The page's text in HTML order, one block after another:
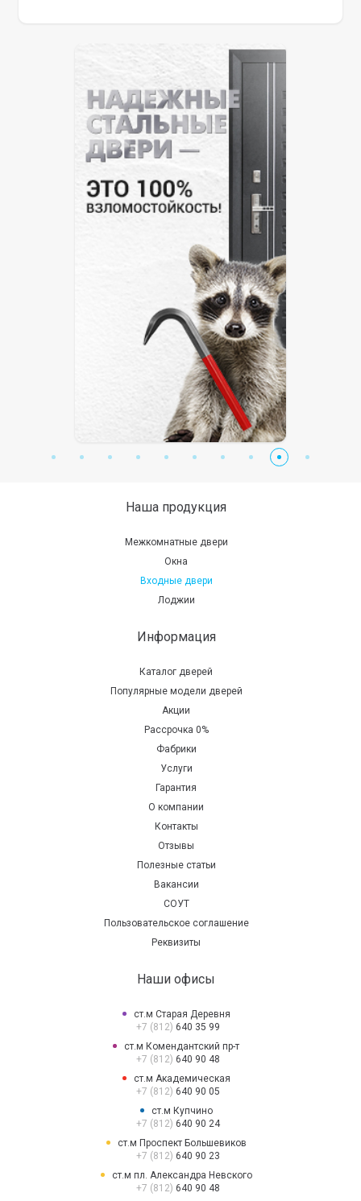
Наша продукция
Межкомнатные двери
Окна
Входные двери
Лоджии
Информация
Каталог дверей
Популярные модели дверей
Акции
Рассрочка 0%
Фабрики
Услуги
Гарантия
О компании
Контакты
Отзывы
Полезные статьи
Вакансии
СОУТ
Пользовательское соглашение
Реквизиты
Наши офисы
ст.м Старая Деревня
+7 (812) 640 35 99
ст.м Комендантский пр-т
+7 (812) 640 90 48
ст.м Академическая
+7 (812) 640 90 05
ст.м Купчино
+7 (812) 640 90 24
ст.м Проспект Большевиков
+7 (812) 640 90 23
ст.м пл. Александра Невского
+7 (812) 640 90 48